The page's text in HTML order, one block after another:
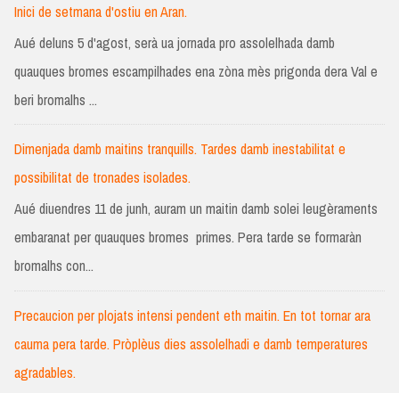
Inici de setmana d'ostiu en Aran.
Aué deluns 5 d'agost, serà ua jornada pro assolelhada damb
quauques bromes escampilhades ena zòna mès prigonda dera Val e
beri bromalhs ...
Dimenjada damb maitins tranquills. Tardes damb inestabilitat e
possibilitat de tronades isolades.
Aué diuendres 11 de junh, auram un maitin damb solei leugèraments
embaranat per quauques bromes primes. Pera tarde se formaràn
bromalhs con...
Precaucion per plojats intensi pendent eth maitin. En tot tornar ara
cauma pera tarde. Pròplèus dies assolelhadi e damb temperatures
agradables.